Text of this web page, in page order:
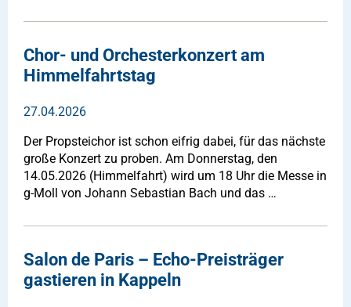
Chor- und Orchesterkonzert am
Himmelfahrtstag
27.04.2026
Der Propsteichor ist schon eifrig dabei, für das nächste
große Konzert zu proben. Am Donnerstag, den
14.05.2026 (Himmelfahrt) wird um 18 Uhr die Messe in
g-Moll von Johann Sebastian Bach und das …
Salon de Paris – Echo-Preisträger
gastieren in Kappeln